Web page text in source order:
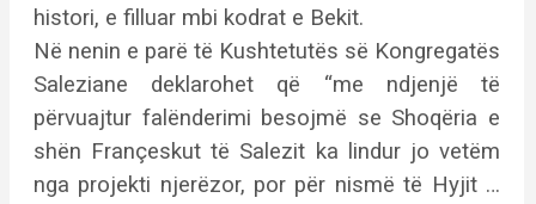
histori, e filluar mbi kodrat e Bekit.
Në nenin e parë të Kushtetutës së Kongregatës
Saleziane deklarohet që “me ndjenjë të
përvuajtur falënderimi besojmë se Shoqëria e
shën Françeskut të Salezit ka lindur jo vetëm
nga projekti njerëzor, por për nismë të Hyjit …